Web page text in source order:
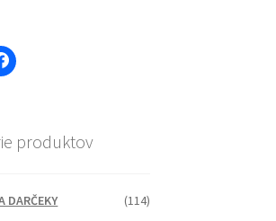
produktov
DARČEKY
(114)